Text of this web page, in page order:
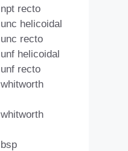
recto
helicoidal
recto
helicoidal
recto